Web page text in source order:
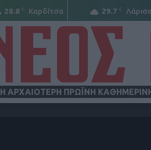
28.8 C Καρδίτσα 29.7 C
Η ΑΡΧΑΙΟΤΕΡΗ ΠΡΩΪΝΗ